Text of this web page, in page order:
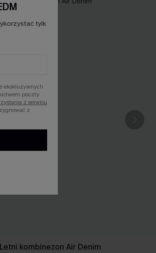
Letni kombinezon Air Denim
tylk
ekskluzywnych
poczty
z serwisu
z